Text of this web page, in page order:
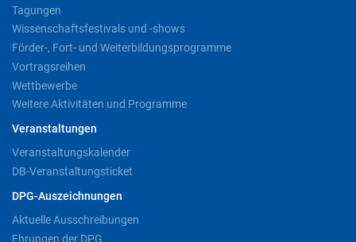
Tagungen
Wissenschaftsfestivals und -shows
Förder-, Fort- und Weiterbildungsprogramme
Vortragsreihen
Wettbewerbe
Weitere Aktivitäten und Programme
Veranstaltungen
Veranstaltungskalender
DB-Veranstaltungsticket
DPG-Auszeichnungen
Aktuelle Ausschreibungen
Ehrungen der DPG